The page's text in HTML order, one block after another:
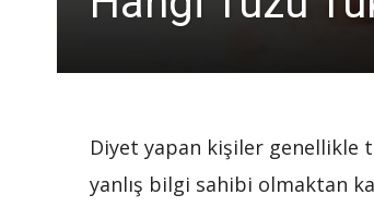
Diyet yapan kişiler genellikle
yanlış bilgi sahibi olmaktan